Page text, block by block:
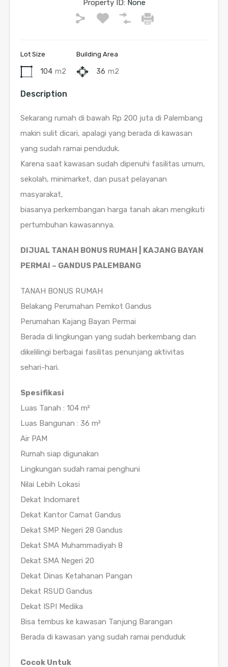
Property ID: None
Lot Size
104 m2
Building Area
36 m2
Description
Sekarang rumah di bawah Rp 200 juta di Palembang
makin sulit dicari, apalagi yang berada di kawasan
yang sudah ramai penduduk.
Karena saat kawasan sudah dipenuhi fasilitas umum,
sekolah, minimarket, dan pusat pelayanan
masyarakat,
biasanya perkembangan harga tanah akan mengikuti
pertumbuhan kawasannya.
DIJUAL TANAH BONUS RUMAH | KAJANG BAYAN
PERMAI – GANDUS PALEMBANG
TANAH BONUS RUMAH
Belakang Perumahan Pemkot Gandus
Perumahan Kajang Bayan Permai
Berada di lingkungan yang sudah berkembang dan
dikelilingi berbagai fasilitas penunjang aktivitas
sehari-hari.
Spesifikasi
Luas Tanah : 104 m²
Luas Bangunan : 36 m²
Air PAM
Rumah siap digunakan
Lingkungan sudah ramai penghuni
Nilai Lebih Lokasi
Dekat Indomaret
Dekat Kantor Camat Gandus
Dekat SMP Negeri 28 Gandus
Dekat SMA Muhammadiyah 8
Dekat SMA Negeri 20
Dekat Dinas Ketahanan Pangan
Dekat RSUD Gandus
Dekat ISPI Medika
Bisa tembus ke kawasan Tanjung Barangan
Berada di kawasan yang sudah ramai penduduk
Cocok Untuk